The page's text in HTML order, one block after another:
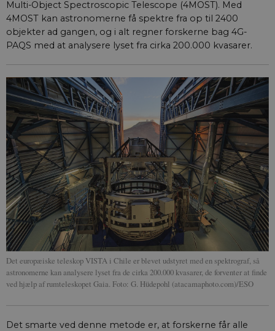
Multi-Object Spectroscopic Telescope (4MOST). Med
4MOST kan astronomerne få spektre fra op til 2400
objekter ad gangen, og i alt regner forskerne bag 4G-
PAQS med at analysere lyset fra cirka 200.000 kvasarer.
Det europæiske teleskop VISTA i Chile er blevet udstyret med en spektrograf, så
astronomerne kan analysere lyset fra de cirka 200.000 kvasarer, de forventer at finde
ved hjælp af rumteleskopet Gaia. Foto: G. Hüdepohl (atacamaphoto.com)/ESO
Det smarte ved denne metode er, at forskerne får alle